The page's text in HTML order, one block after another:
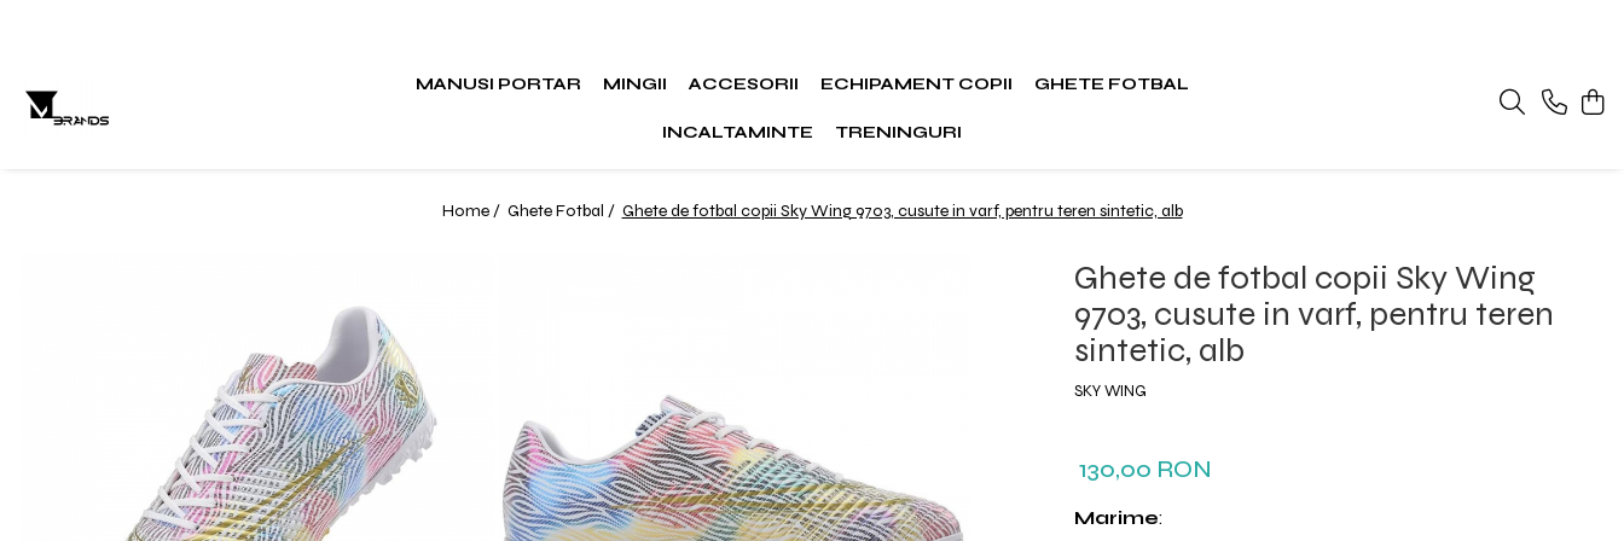
MANUSI PORTAR MINGII ACCESORII ECHIPAMENT COPII GHETE FOTBAL
INCALTAMINTE TRENINGURI
Home / Ghete Fotbal / Ghete de fotbal copii Sky Wing 9703, cusute in varf, pentru teren sintetic, alb
Ghete de fotbal copii Sky Wing
9703, cusute in varf, pentru teren
sintetic, alb
SKY WING
130,00 RON
Marime: